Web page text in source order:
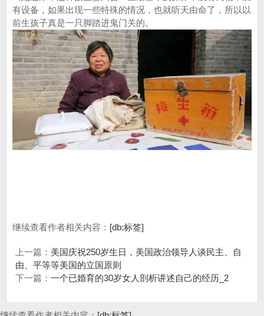
有设备，如果出现一些特殊的情况，也就听天由命了，所以以
前生孩子真是一只脚踏进鬼门关的。
继续查看作者相关内容： [db:标签]
上一篇： 美国庆祝250岁生日，美国政治领导人谈民主、自
由、平等等美国的立国原则
下一篇： 一个已婚育的30岁女人剖析讲述自己的经历_2